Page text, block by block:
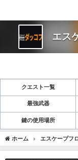
エス
クエスト一覧
最強武器
鍵の使用場所
ホーム エスケープフ
【EFD】